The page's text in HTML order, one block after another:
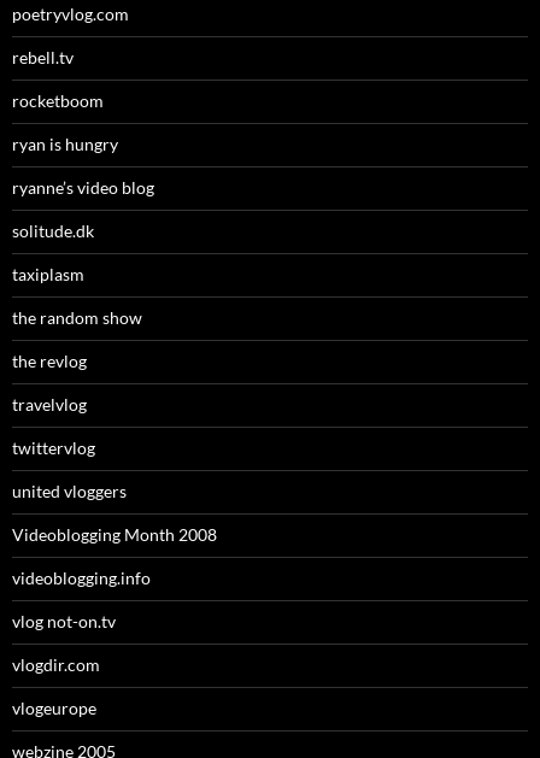
poetryvlog.com
rebell.tv
rocketboom
ryan is hungry
ryanne’s video blog
solitude.dk
taxiplasm
the random show
the revlog
travelvlog
twittervlog
united vloggers
Videoblogging Month 2008
videoblogging.info
vlog not-on.tv
vlogdir.com
vlogeurope
webzine 2005